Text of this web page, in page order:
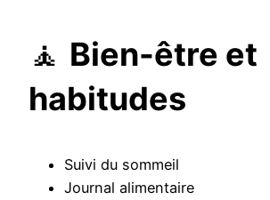
🧘 Bien-être et
habitudes
Suivi du sommeil
Journal alimentaire